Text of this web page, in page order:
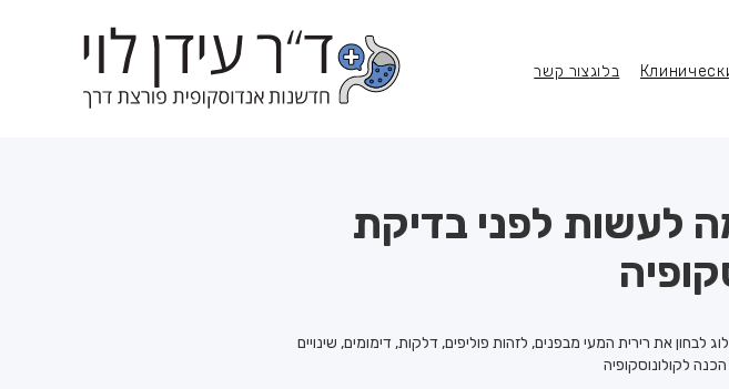
בלוגצור קשר
לעשות לפני בדיקת
את רירית המעי מבפנים, לזהות פוליפים, דלקות, דימומים, שינויים